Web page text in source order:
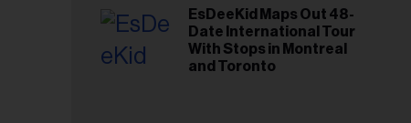
EsDeeKid Maps Out 48-
Date International Tour
With Stops in Montreal
and Toronto